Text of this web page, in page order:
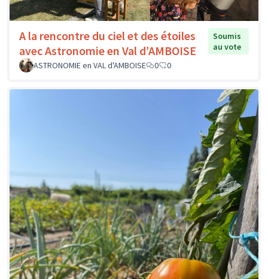
A la rencontre du ciel et des étoiles
avec Astronomie en Val d’AMBOISE
Soumis
au vote
ASTRONOMIE en VAL d'AMBOISE
0 0